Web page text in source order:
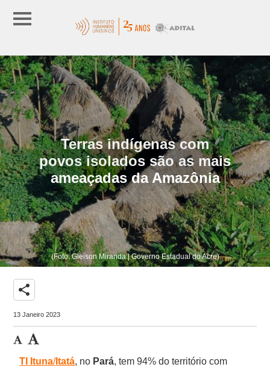
Terras indígenas com
povos isolados são as mais
ameaçadas da Amazônia
(Foto: Gleison Miranda | Governo Estadual do Acre)
share
13 Janeiro 2023
TI Ituna/Itatá, no Pará, tem 94% do território com